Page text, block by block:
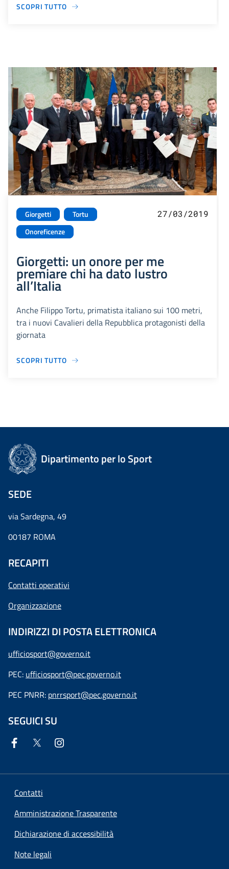
SCOPRI TUTTO
Giorgetti
Tortu
Onoreficenze
27/03/2019
Giorgetti: un onore per me
premiare chi ha dato lustro
all’Italia
Anche Filippo Tortu, primatista italiano sui 100 metri,
tra i nuovi Cavalieri della Repubblica protagonisti della
giornata
SCOPRI TUTTO
Dipartimento per lo Sport
SEDE
via Sardegna, 49
00187 ROMA
RECAPITI
Contatti operativi
Organizzazione
INDIRIZZI DI POSTA ELETTRONICA
ufficiosport@governo.it
PEC: ufficiosport@pec.governo.it
PEC PNRR: pnrrsport@pec.governo.it
SEGUICI SU
Contatti
Amministrazione Trasparente
Dichiarazione di accessibilità
Note legali